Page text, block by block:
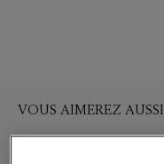
VOUS AIMEREZ AUSSI